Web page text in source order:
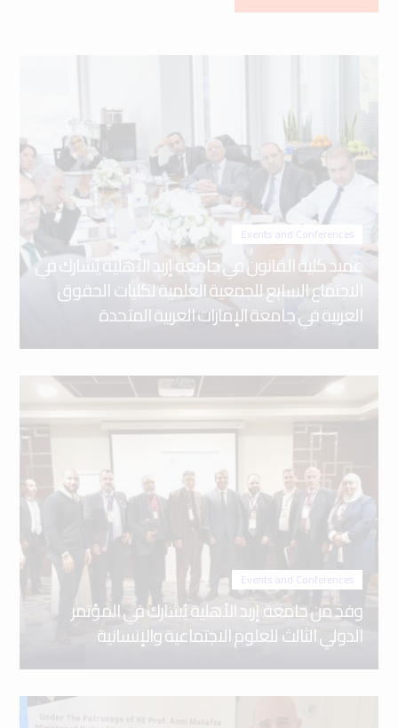
Events and Conferences
عميد كلية القانون في جامعة إربد الأهلية يُشارك في
الاجتماع السابع للجمعية العلمية لكليات الحقوق
العربية في جامعة الإمارات العربية المتحدة
Events and Conferences
وفد من جامعة إربد الأهلية يُشارك في المؤتمر
الدولي الثالث للعلوم الاجتماعية والإنسانية